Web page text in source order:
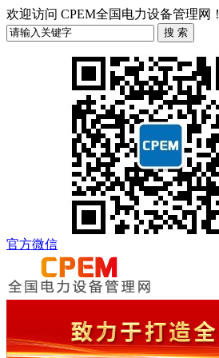
欢迎访问 CPEM全国电力设备管理网！
官方微信